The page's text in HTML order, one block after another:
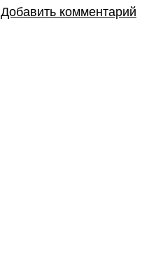
Добавить комментарий